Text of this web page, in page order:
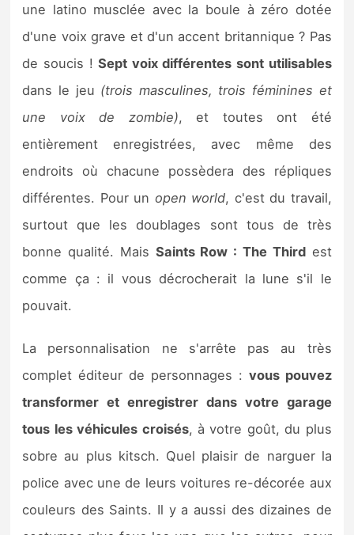
une latino musclée avec la boule à zéro dotée
d'une voix grave et d'un accent britannique ? Pas
de soucis !Sept voix différentes sont utilisables
dans le jeu (trois masculines, trois féminines et
une voix de zombie), et toutes ont été
entièrement enregistrées, avec même des
endroits où chacune possèdera des répliques
différentes. Pour un open world, c'est du travail,
surtout que les doublages sont tous de très
bonne qualité. Mais Saints Row : The Thirdest
comme ça : il vous décrocherait la lune s'il le
pouvait.
La personnalisation ne s'arrête pas au très
complet éditeur de personnages : vous pouvez
transformer et enregistrer dans votre garage
tous les véhicules croisés, à votre goût, du plus
sobre au plus kitsch. Quel plaisir de narguer la
police avec une de leurs voitures re-décorée aux
couleurs des Saints. Il y a aussi des dizaines de